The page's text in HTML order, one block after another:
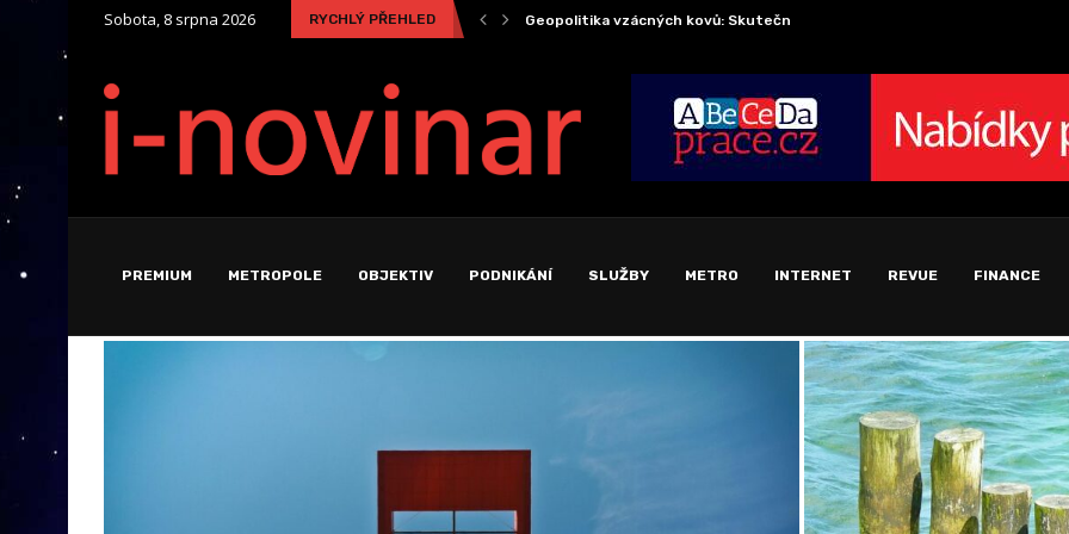
Sobota, 8 srpna 2026 RYCHLÝ PŘEHLED
Zaměstnanec na „střídačku“? Nastupuje éra Cross-Company MobilityGeopolitika vzácných kovů: Skutečná cena za zelenou a...
PREMIUM METROPOLE OBJEKTIV PODNIKÁNÍ SLUŽBY METRO INTERNET REVUE FINANCE